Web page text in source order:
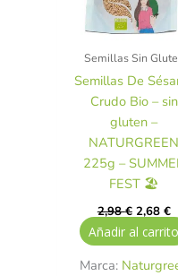
Semillas Sin
Semillas De
Crudo Bio – sin
gluten –
NATURGREEN
225g –
FEST 🏖️
2,98€ 2,68 €
Añadir al carrito
Marca: